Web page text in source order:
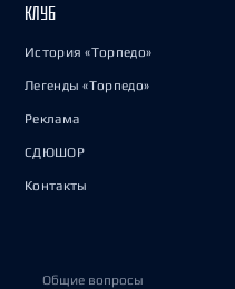
КЛУБ
История «Торпедо»
Легенды «Торпедо»
Реклама
СДЮШОР
Контакты
Общие вопросы